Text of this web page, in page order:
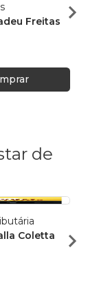
Freitas
de
Coletta